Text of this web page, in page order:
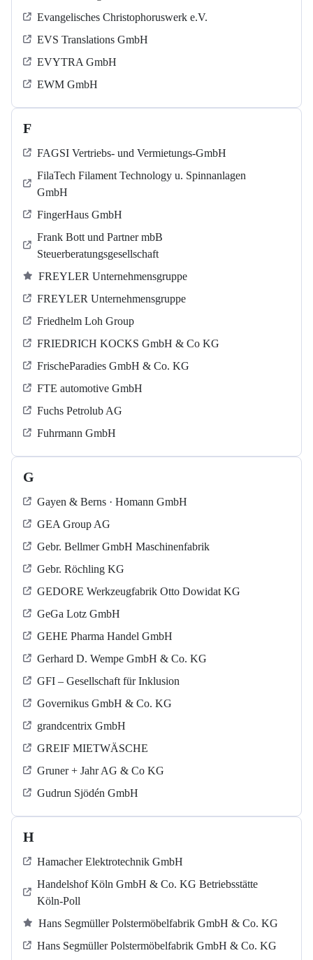
Evangelisches Christophoruswerk e.V.
EVS Translations GmbH
EVYTRA GmbH
EWM GmbH
F
FAGSI Vertriebs- und Vermietungs-GmbH
FilaTech Filament Technology u. Spinnanlagen
GmbH
FingerHaus GmbH
Frank Bott und Partner mbB
Steuerberatungsgesellschaft
FREYLER Unternehmensgruppe
FREYLER Unternehmensgruppe
Friedhelm Loh Group
FRIEDRICH KOCKS GmbH & Co KG
FrischeParadies GmbH & Co. KG
FTE automotive GmbH
Fuchs Petrolub AG
Fuhrmann GmbH
G
Gayen & Berns · Homann GmbH
GEA Group AG
Gebr. Bellmer GmbH Maschinenfabrik
Gebr. Röchling KG
GEDORE Werkzeugfabrik Otto Dowidat KG
GeGa Lotz GmbH
GEHE Pharma Handel GmbH
Gerhard D. Wempe GmbH & Co. KG
GFI – Gesellschaft für Inklusion
Governikus GmbH & Co. KG
grandcentrix GmbH
GREIF MIETWÄSCHE
Gruner + Jahr AG & Co KG
Gudrun Sjödén GmbH
H
Hamacher Elektrotechnik GmbH
Handelshof Köln GmbH & Co. KG Betriebsstätte
Köln-Poll
Hans Segmüller Polstermöbelfabrik GmbH & Co. KG
Hans Segmüller Polstermöbelfabrik GmbH & Co. KG